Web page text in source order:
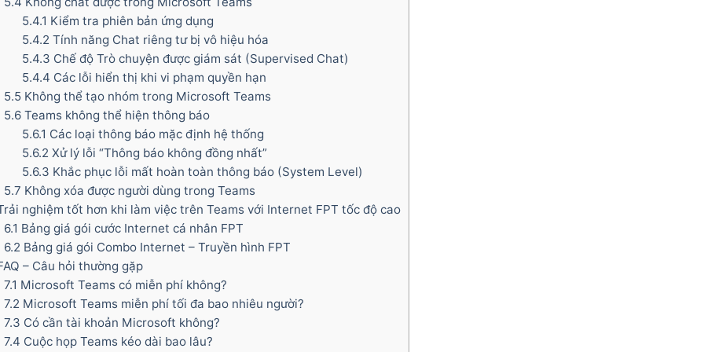
5.4.1 Kiểm tra phiên bản ứng dụng
5.4.2 Tính năng Chat riêng tư bị vô hiệu hóa
5.4.3 Chế độ Trò chuyện được giám sát (Supervised Chat)
5.4.4 Các lỗi hiển thị khi vi phạm quyền hạn
5.5 Không thể tạo nhóm trong Microsoft Teams
5.6 Teams không thể hiện thông báo
5.6.1 Các loại thông báo mặc định hệ thống
5.6.2 Xử lý lỗi “Thông báo không đồng nhất”
5.6.3 Khắc phục lỗi mất hoàn toàn thông báo (System Level)
5.7 Không xóa được người dùng trong Teams
nghiệm tốt hơn khi làm việc trên Teams với Internet FPT tốc độ cao
6.1 Bảng giá gói cước Internet cá nhân FPT
6.2 Bảng giá gói Combo Internet – Truyền hình FPT
– Câu hỏi thường gặp
7.1 Microsoft Teams có miễn phí không?
7.2 Microsoft Teams miễn phí tối đa bao nhiêu người?
7.3 Có cần tài khoản Microsoft không?
7.4 Cuộc họp Teams kéo dài bao lâu?